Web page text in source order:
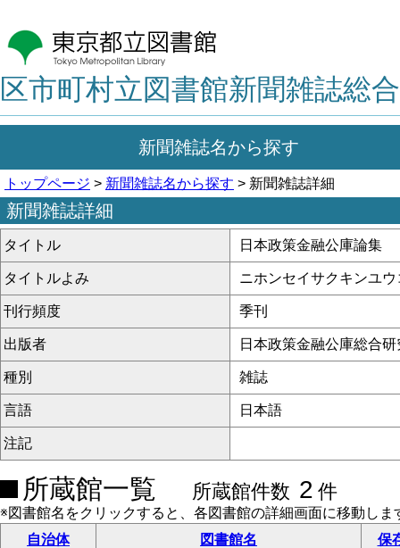
区市町村立図書館新聞雑誌総
新聞雑誌名から探す
トップページ > 新聞雑誌名から探す > 新聞雑誌詳細
新聞雑誌詳細
タイトル 日本政策金融公庫論集
タイトルよみ ニホンセイサクキンユ
刊行頻度 季刊
出版者 日本政策金融公庫総合研
種別 雑誌
言語 日本語
注記
所蔵館一覧 所蔵館件数 2 件
※図書館名をクリックすると、各図書館の詳細画面に移動しま
自治体
図書館名 保